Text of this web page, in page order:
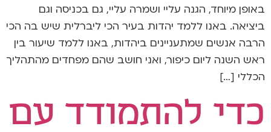
באופן מיוחד, הגנה עליי ושמרה עליי, גם בכניסה וגם
ביציאה. באנו ללמד יהדות בעיר הכי ליברלית שיש בה הכי
הרבה אנשים שמתעניינים ביהדות, באנו ללמד שיעור בין
ראש השנה ליום כיפור, ואני חושב שהם מפחדים מהתהליך
הכללי […]
כדי להתמודד עם